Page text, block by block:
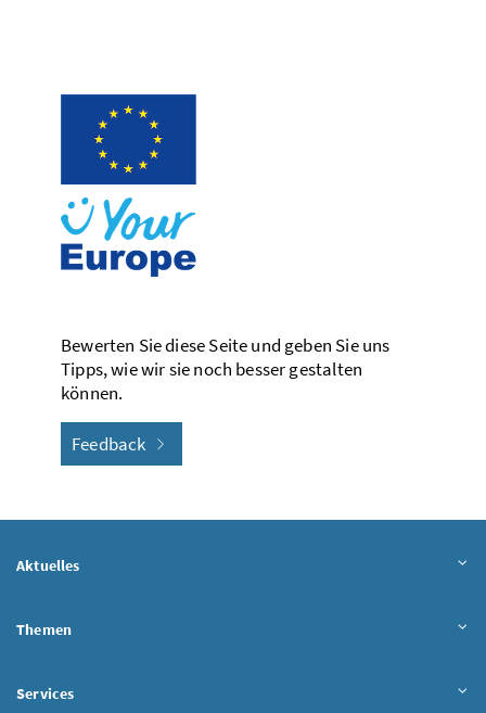
Bewerten Sie diese Seite und geben Sie uns
Tipps, wie wir sie noch besser gestalten
können.
Feedback
Aktuelles
Themen
Services